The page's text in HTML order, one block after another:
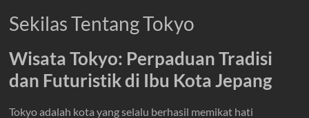
Sekilas Tentang Tokyo
Wisata Tokyo: Perpaduan Tradisi
dan Futuristik di Ibu Kota Jepang
Tokyo adalah kota yang selalu berhasil memikat hati